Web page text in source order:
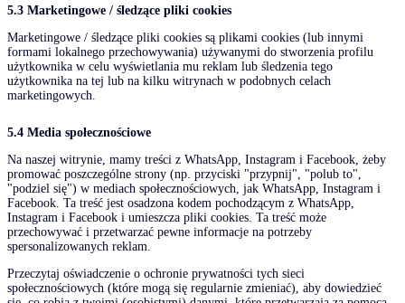
5.3 Marketingowe / śledzące pliki cookies
Marketingowe / śledzące pliki cookies są plikami cookies (lub innymi
formami lokalnego przechowywania) używanymi do stworzenia profilu
użytkownika w celu wyświetlania mu reklam lub śledzenia tego
użytkownika na tej lub na kilku witrynach w podobnych celach
marketingowych.
5.4 Media społecznościowe
Na naszej witrynie, mamy treści z WhatsApp, Instagram i Facebook, żeby
promować poszczególne strony (np. przyciski "przypnij", "polub to",
"podziel się") w mediach społecznościowych, jak WhatsApp, Instagram i
Facebook. Ta treść jest osadzona kodem pochodzącym z WhatsApp,
Instagram i Facebook i umieszcza pliki cookies. Ta treść może
przechowywać i przetwarzać pewne informacje na potrzeby
spersonalizowanych reklam.
Przeczytaj oświadczenie o ochronie prywatności tych sieci
społecznościowych (które mogą się regularnie zmieniać), aby dowiedzieć